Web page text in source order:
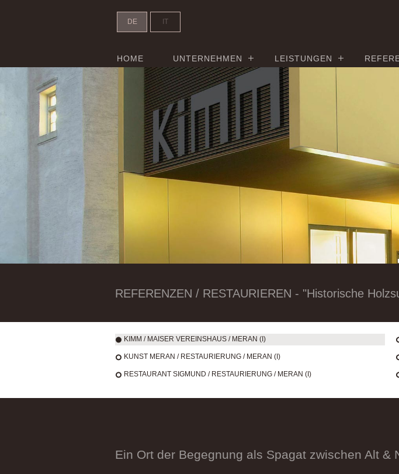
DE IT
HOME UNTERNEHMEN LEISTUNGEN
Kimm - Header Slider - 100%
REFERENZEN / RESTAURIEREN - "Historische
KIMM / MAISER VEREINSHAUS / MERAN (I)
KUNST MERAN / RESTAURIERUNG / MERAN (I)
RESTAURANT SIGMUND / RESTAURIERUNG / MERAN (I)
Ein Ort der Begegnung als Spagat zwischen Alt &